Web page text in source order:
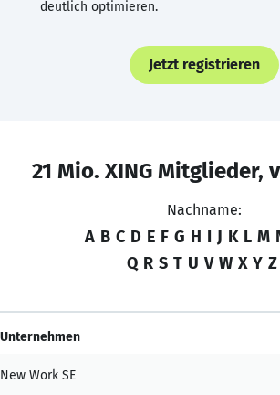
deutlich optimieren.
Jetzt registrieren
21 Mio. XING Mitglieder,
Nachname:
A B C D E F G H I J K L M
Q R S T U V W X Y Z
Unternehmen
New Work SE